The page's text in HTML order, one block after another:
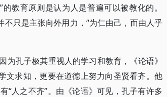
教育原则是认为人是普遍可以被教化的。
只是主张向外用力，“为仁由己，而由人乎
孔子极其重视人的学习和教育，《论语》
文求知，更要在道德上努力向圣贤看齐。他
“人之不齐”。由《论语》可见，孔子有许多